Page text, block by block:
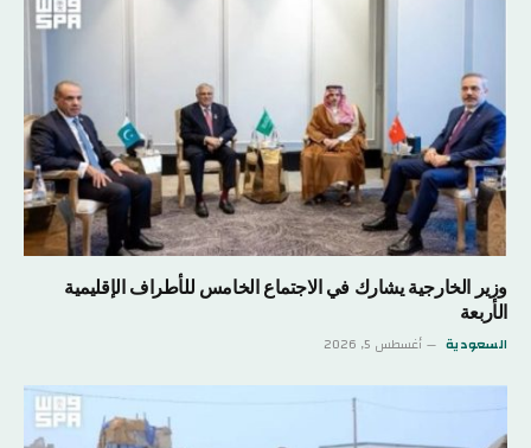
وزير الخارجية يشارك في الاجتماع الخامس للأطراف الإقليمية
الأربعة
السعودية أغسطس 5, 2026